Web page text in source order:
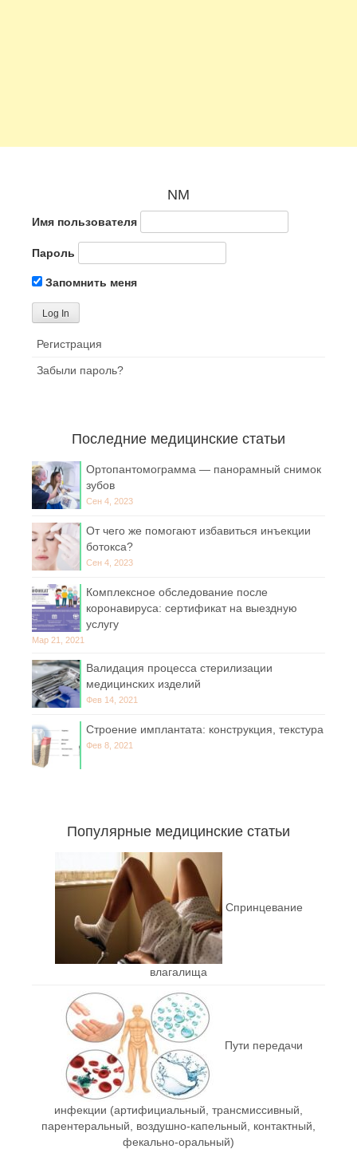
NM
Имя пользователя
Пароль
Запомнить меня
Регистрация
Забыли пароль?
Последние медицинские статьи
Ортопантомограмма — панорамный снимок
зубов
Сен 4, 2023
От чего же помогают избавиться инъекции
ботокса?
Сен 4, 2023
Комплексное обследование после
коронавируса: сертификат на выездную
услугу
Мар 21, 2021
Валидация процесса стерилизации
медицинских изделий
Фев 14, 2021
Строение имплантата: конструкция, текстура
Фев 8, 2021
Популярные медицинские статьи
Спринцевание
влагалища
Пути передачи
инфекции (артифициальный, трансмиссивный,
парентеральный, воздушно-капельный, контактный,
фекально-оральный)